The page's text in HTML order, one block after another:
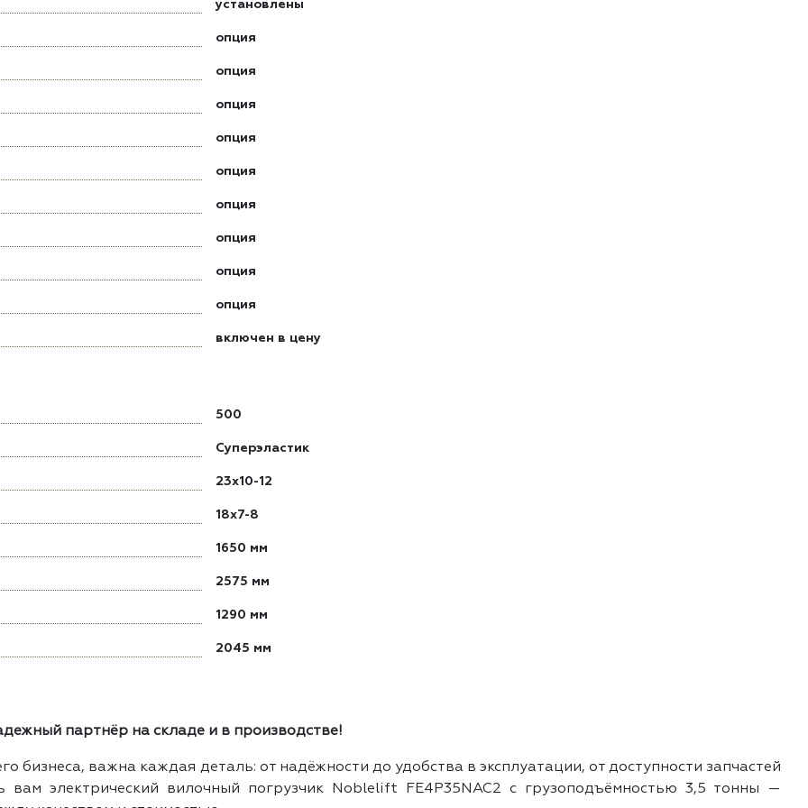
установлены
опция
опция
опция
опция
опция
опция
опция
опция
опция
включен в цену
500
Суперэластик
23x10-12
18x7-8
1650 мм
2575 мм
1290 мм
2045 мм
партнёр на складе и в производстве!
бизнеса, важна каждая деталь: от надёжности до удобства в эксплуатации, от доступности запчастей
электрический вилочный погрузчик Noblelift FE4P35NAC2 с грузоподъёмностью 3,5 тонны —